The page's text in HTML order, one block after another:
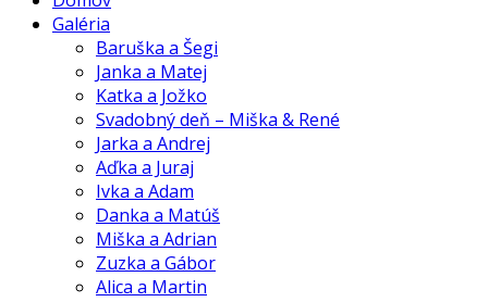
Galéria
Baruška a Šegi
Janka a Matej
Katka a Jožko
Svadobný deň – Miška & René
Jarka a Andrej
Aďka a Juraj
Ivka a Adam
Danka a Matúš
Miška a Adrian
Zuzka a Gábor
Alica a Martin